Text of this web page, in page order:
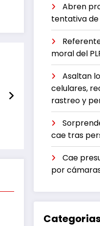
Abren
tentativa
moral del
Asaltan
celulares,
rastreo y
cae tras
Cae
por